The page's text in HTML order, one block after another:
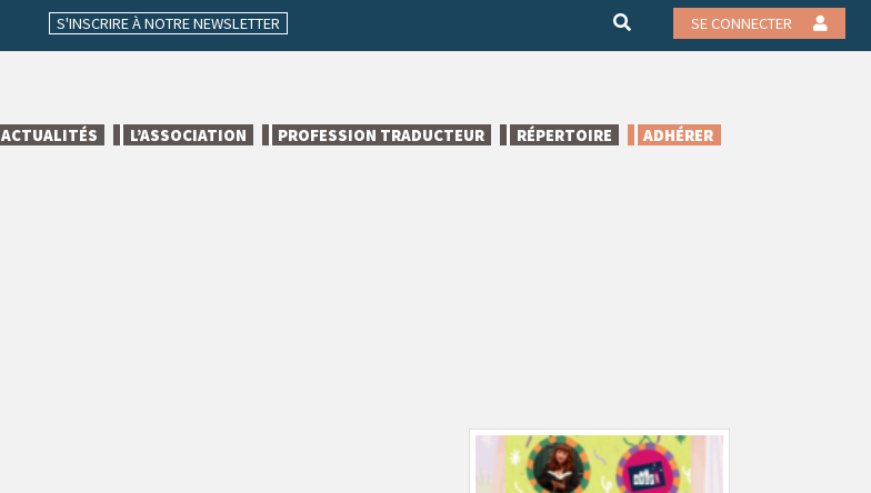
S'INSCRIRE À NOTRE NEWSLETTER SE CONNECTER
ACTUALITÉS L’ASSOCIATION PROFESSION TRADUCTEUR RÉPERTOIRE ADHÉRER